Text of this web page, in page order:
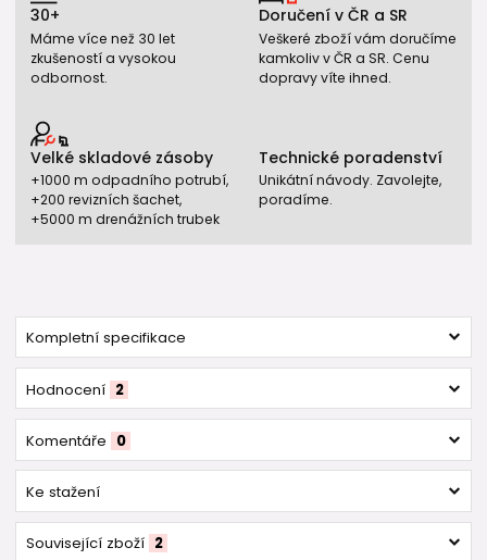
30+
Máme více než 30 let
zkušeností a vysokou
odbornost.
Doručení v ČR a SR
Veškeré zboží vám doručíme
kamkoliv v ČR a SR. Cenu
dopravy víte ihned.
Velké skladové zásoby
+1000 m odpadního potrubí,
+200 revizních šachet,
+5000 m drenážních trubek
Technické poradenství
Unikátní návody. Zavolejte,
poradíme.
Kompletní specifikace
Hodnocení 2
Komentáře 0
Ke stažení
Související zboží 2